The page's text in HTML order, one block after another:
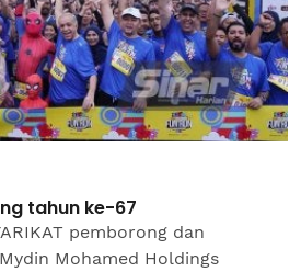
tahun ke-67
pemborong dan
Mohamed Holdings